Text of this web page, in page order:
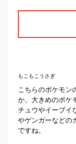
もこもこうさぎ
こちらのポケモン
か。大きめのポケ
チュウやイーブイ
やゲンガーなどの
ですね。